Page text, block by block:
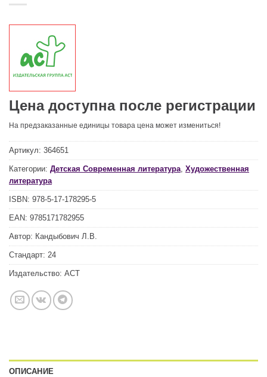
Цена доступна после регистрации
На предзаказанные единицы товара цена может измениться!
Артикул: 364651
Категории: Детская Современная литература, Художественная
литература
ISBN: 978-5-17-178295-5
EAN: 9785171782955
Автор: Кандыбович Л.В.
Стандарт: 24
Издательство: АСТ
ОПИСАНИЕ